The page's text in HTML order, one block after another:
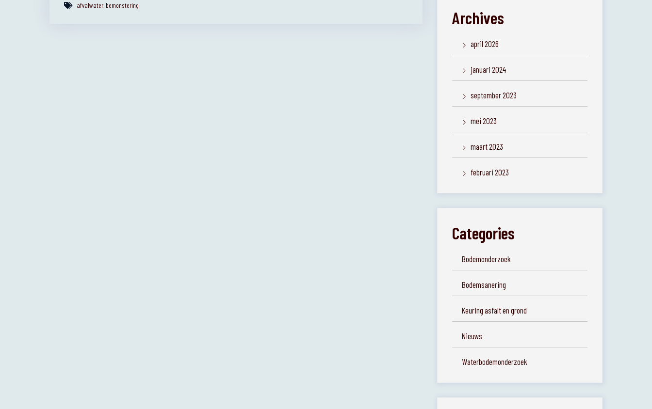
afvalwater, bemonstering
Archives
april 2026
januari 2024
september 2023
mei 2023
maart 2023
februari 2023
Categories
Bodemonderzoek
Bodemsanering
Keuring asfalt en grond
Nieuws
Waterbodemonderzoek